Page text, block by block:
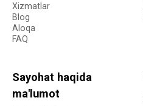
Xizmatlar
Blog
Aloqa
FAQ
Sayohat haqida
ma'lumot